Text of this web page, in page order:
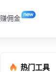
赚佣金
热门工具